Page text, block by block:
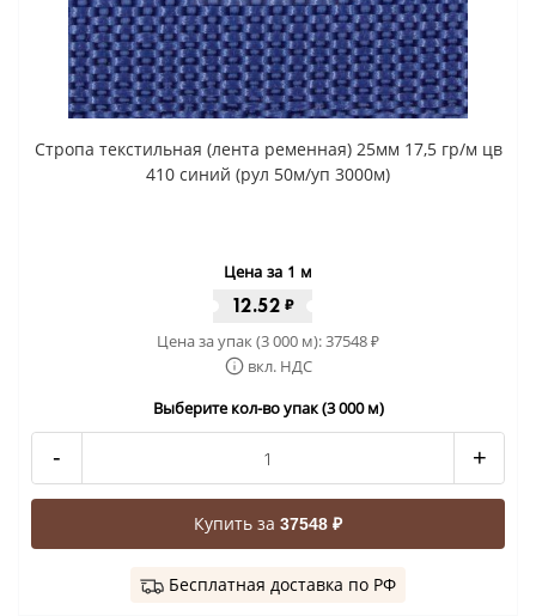
Стропа текстильная (лента ременная) 25мм 17,5 гр/м цв
410 синий (рул 50м/уп 3000м)
Цена за 1 м
12.52 ₽
Цена за упак (3 000 м):37548₽
вкл. НДС
Выберите кол-во упак (3 000 м)
- +
Купить за 37548 ₽
Бесплатная доставка по РФ